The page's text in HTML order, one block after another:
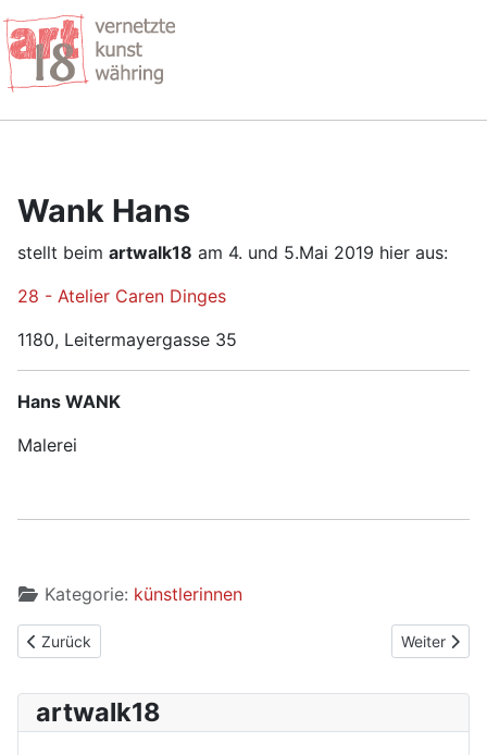
Wank Hans
stellt beim artwalk18 am 4. und 5.Mai 2019 hier aus:
28 - Atelier Caren Dinges
1180, Leitermayergasse 35
Hans WANK
Malerei
Kategorie: künstlerinnen
Vorheriger Beitrag: Wagner Susanne
Zurück Nächster
Weiter
artwalk18